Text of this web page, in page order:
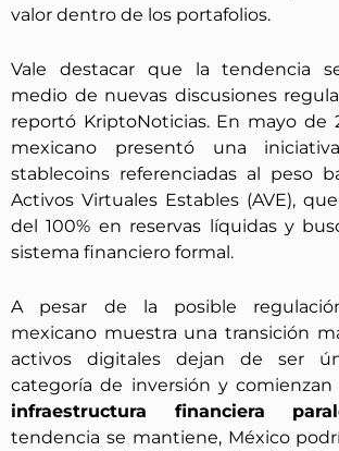
valor dentro de los portafolios.
Vale destacar que la tendencia
medio de nuevas discusiones
reportó KriptoNoticias. En mayo de
mexicano presentó una
stablecoins referenciadas al peso
Activos Virtuales Estables (AVE),
del 100% en reservas líquidas y
sistema financiero formal.
A pesar de la posible
mexicano muestra una transición
activos digitales dejan de ser
categoría de inversión y comienzan
infraestructura financiera
tendencia se mantiene, México